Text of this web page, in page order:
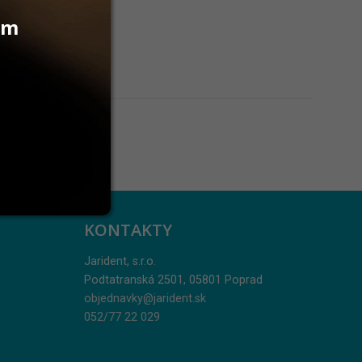
KONTAKTY
Jarident, s.r.o.
Podtatranská 2501, 05801 Poprad
objednavky@jarident.sk
052/77 22 029